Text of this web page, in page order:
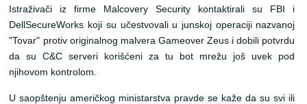
Istraživači iz firme Malcovery Security kontaktirali su FBI i
DellSecureWorks koji su učestvovali u junskoj operaciji nazvanoj
"Tovar" protiv originalnog malvera Gameover Zeus i dobili potvrdu
da su C&C serveri korišćeni za tu bot mrežu još uvek pod
njihovom kontrolom.
U saopštenju američkog ministarstva pravde se kaže da su svi ili